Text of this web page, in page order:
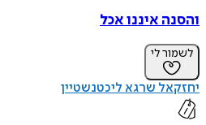
והסנה איננו אכל
לשמור לי
יחזקאל שרגא ליכטנשטיין